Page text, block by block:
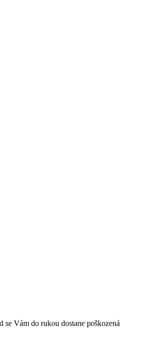
Vám do rukou dostane poškozená